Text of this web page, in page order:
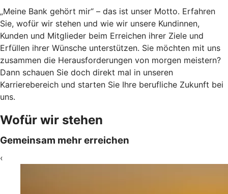
„Meine Bank gehört mir“ – das ist unser Motto. Erfahren
Sie, wofür wir stehen und wie wir unsere Kundinnen,
Kunden und Mitglieder beim Erreichen ihrer Ziele und
Erfüllen ihrer Wünsche unterstützen. Sie möchten mit uns
zusammen die Herausforderungen von morgen meistern?
Dann schauen Sie doch direkt mal in unseren
Karrierebereich und starten Sie Ihre berufliche Zukunft bei
uns.
Wofür wir stehen
Gemeinsam mehr erreichen
‹